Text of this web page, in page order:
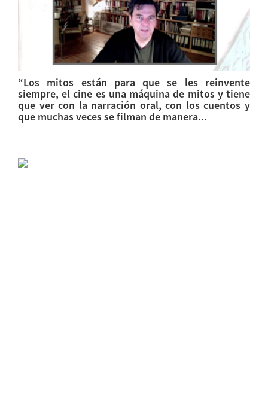
“Los mitos están para que se les reinvente
siempre, el cine es una máquina de mitos y tiene
que ver con la narración oral, con los cuentos y
que muchas veces se filman de manera...